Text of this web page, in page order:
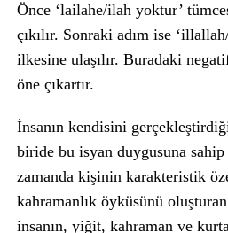
Önce ‘lailahe/ilah yoktur’
çıkılır. Sonraki adım ise
ilkesine ulaşılır. Buradaki
öne çıkartır.
İnsanın kendisini
biride bu isyan duygusuna
zamanda kişinin karakteristik
kahramanlık öyküsünü
insanın, yiğit, kahraman ve